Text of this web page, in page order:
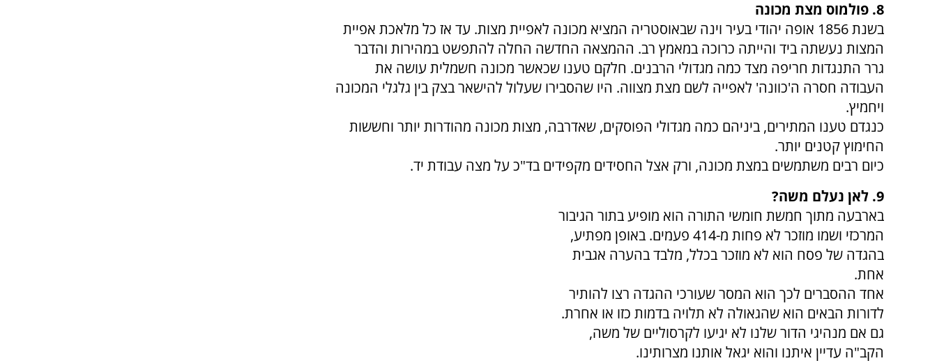
8. פולמוס מצת מכונה
בשנת 1856 אופה יהודי בעיר וינה שבאוסטריה המציא מכונה לאפיית מצות. עד אז כל מלאכת אפיית
המצות נעשתה ביד והייתה כרוכה במאמץ רב. ההמצאה החדשה החלה להתפשט במהירות והדבר
גרר התנגדות חריפה מצד כמה מגדולי הרבנים. חלקם טענו שכאשר מכונה חשמלית עושה את
העבודה חסרה ה'כוונה' לאפייה לשם מצת מצווה. היו שהסבירו שעלול להישאר בצק בין גלגלי המכונה
ויחמיץ.
כנגדם טענו המתירים, ביניהם כמה מגדולי הפוסקים, שאדרבה, מצות מכונה מהודרות יותר וחששות
החימוץ קטנים יותר.
כיום רבים משתמשים במצת מכונה, ורק אצל החסידים מקפידים בד"כ על מצה עבודת יד.
9. לאן נעלם משה?
בארבעה מתוך חמשת חומשי התורה הוא מופיע בתור הגיבור
המרכזי ושמו מוזכר לא פחות מ-414 פעמים. באופן מפתיע,
בהגדה של פסח הוא לא מוזכר בכלל, מלבד בהערה אגבית
אחת.
אחד ההסברים לכך הוא המסר שעורכי ההגדה רצו להותיר
לדורות הבאים הוא שהגאולה לא תלויה בדמות כזו או אחרת.
גם אם מנהיגי הדור שלנו לא יגיעו לקרסוליים של משה,
הקב"ה עדיין איתנו והוא יגאל אותנו מצרותינו.